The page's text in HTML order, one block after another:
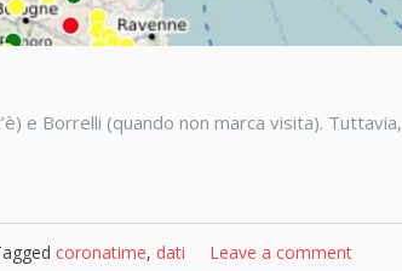
e Borrelli (quando non marca visita). Tuttavia,
coronatime, dati Leave a comment